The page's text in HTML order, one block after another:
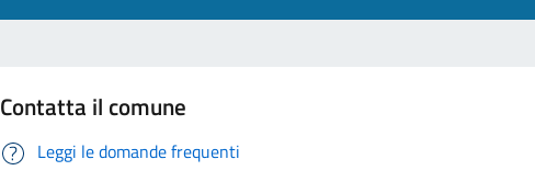
Contatta il comune
Leggi le domande frequenti